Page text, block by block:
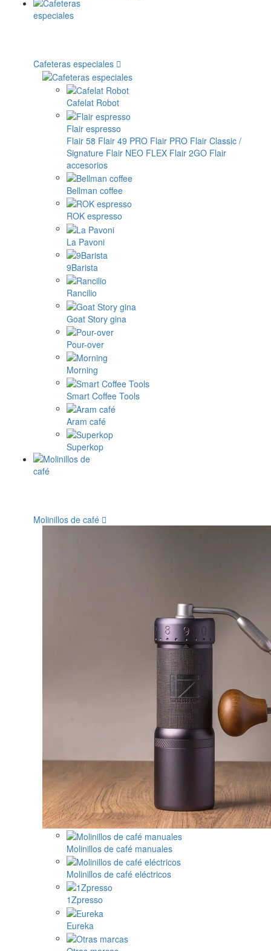
Cafeteras especiales
Cafelat Robot
Flair espresso
Flair 58 Flair 49 PRO Flair PRO Flair Classic /
Signature Flair NEO FLEX Flair 2GO Flair
accesorios
Bellman coffee
ROK espresso
La Pavoni
9Barista
Rancilio
Goat Story gina
Pour-over
Morning
Smart Coffee Tools
Aram café
Superkop
Molinillos de café
Molinillos de café manuales
Molinillos de café eléctricos
1Zpresso
Eureka